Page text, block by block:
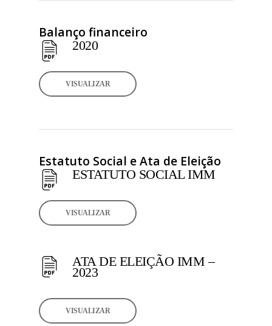
Balanço financeiro
2020
VISUALIZAR
Estatuto Social e Ata de Eleição
ESTATUTO SOCIAL IMM
VISUALIZAR
ATA DE ELEIÇÃO IMM –
2023
VISUALIZAR